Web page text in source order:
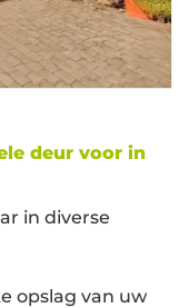
deur voor in
in diverse
opslag van uw